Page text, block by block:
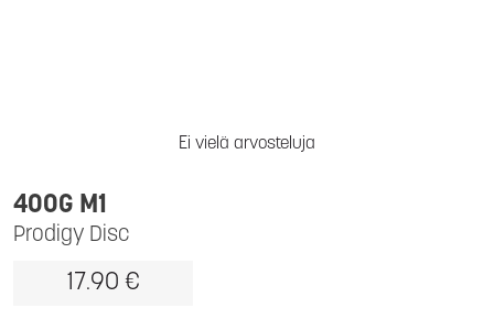
Ei vielä arvosteluja
Prodigy Disc
400G M1
17.90 €